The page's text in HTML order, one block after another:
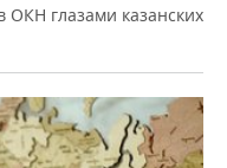
глазами казанских